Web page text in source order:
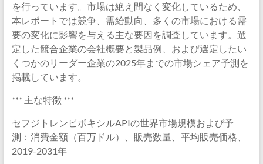
を行っています。市場は絶え間なく変化しているため、
本レポートでは競争、需給動向、多くの市場における需
要の変化に影響を与える主な要因を調査しています。選
定した競合企業の会社概要と製品例、および選定したい
くつかのリーダー企業の2025年までの市場シェア予測を
掲載しています。
*** 主な特徴 ***
セフジトレンピボキシルAPIの世界市場規模および予
測：消費金額（百万ドル）、販売数量、平均販売価格、
2019-2031年